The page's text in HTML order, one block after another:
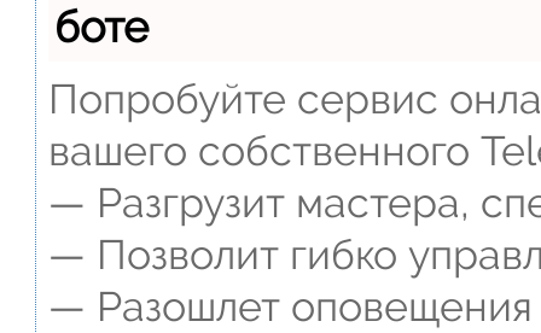
боте
Попробуйте сервис
вашего собственного
— Разгрузит мастера,
— Позволит гибко
— Разошлет оповещения